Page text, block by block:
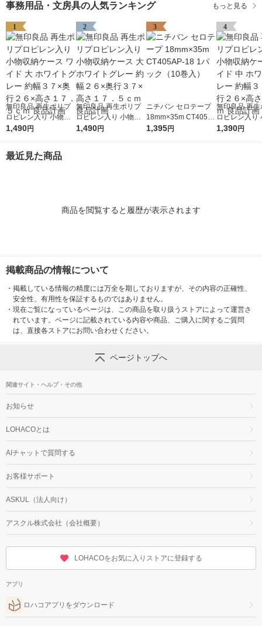
事務用品・文房具の人気ランキング もっと見る
1
無印良品 再生ポリプ
ロピレン入り 小物収
納ケース ワイド 大 ホ
７．５ｃｍ 良品計画
1,490円
2
無印良品 再生ポリプ
ロピレン入り 小物収
納ケース 大 ホワイト
1,490円
3
ニチバン セロテープ
18mm×35m CT405A
P-18 1パック（10巻
1,395円
4
無印良品 再生
ロピレン入り
納ケース ワイ
1,390円
最近見た商品
商品を閲覧すると履歴が表示されます
掲載商品の情報について
・ 掲載している情報の精度には万全を期しておりますが、その内容の正確性、
安全性、有用性を保証するものではありません。
・ 現在ご覧になっているページは、この商品を取り扱うストアによって運営さ
れています。ページに記載されている内容や商品、ご購入に関するご質問
は、直接各ストアにお問い合わせください。
ページトップへ
関連サイト・ヘルプ・その他
お知らせ
LOHACOとは
AIチャットで質問する
お客様サポート
ASKUL（法人向け）
アスクル株式会社（会社概要）
LOHACOをお気に入りストアに登録する
アプリ
ロハコアプリをダウンロード